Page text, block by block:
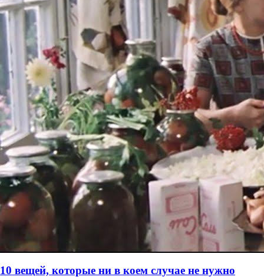
10 вещей, которые ни в коем случае не нужно